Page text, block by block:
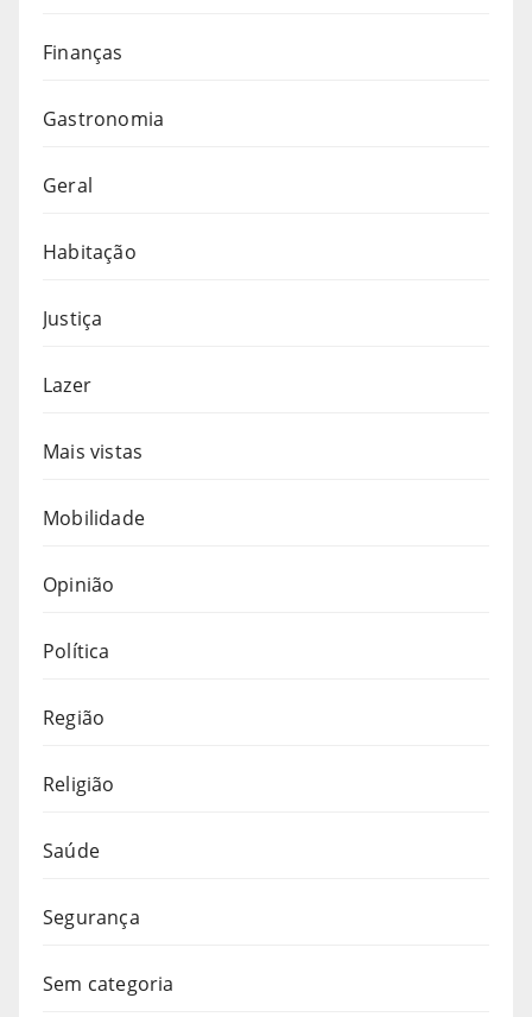
Finanças
Gastronomia
Geral
Habitação
Justiça
Lazer
Mais vistas
Mobilidade
Opinião
Política
Região
Religião
Saúde
Segurança
Sem categoria